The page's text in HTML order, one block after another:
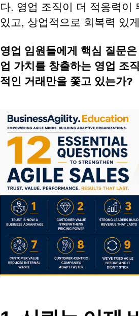
다. 영업 조직이 더 적응력이
있고, 상업적으로 회복력 있
영업 임원들에게 핵심 질문
업 가치를 창출하는 영업 조
적인 거래만을 쫓고 있는가?